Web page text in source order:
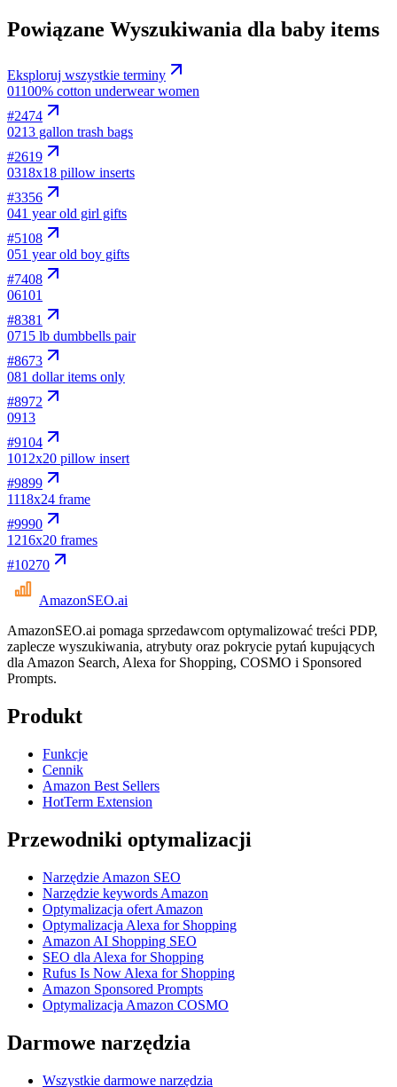
Powiązane Wyszukiwania dla baby items
Eksploruj wszystkie terminy
01100% cotton underwear women
#2474
0213 gallon trash bags
#2619
0318x18 pillow inserts
#3356
041 year old girl gifts
#5108
051 year old boy gifts
#7408
06101
#8381
0715 lb dumbbells pair
#8673
081 dollar items only
#8972
0913
#9104
1012x20 pillow insert
#9899
1118x24 frame
#9990
1216x20 frames
#10270
AmazonSEO.ai
AmazonSEO.ai pomaga sprzedawcom optymalizować treści PDP,
zaplecze wyszukiwania, atrybuty oraz pokrycie pytań kupujących
dla Amazon Search, Alexa for Shopping, COSMO i Sponsored
Prompts.
Produkt
Funkcje
Cennik
Amazon Best Sellers
HotTerm Extension
Przewodniki optymalizacji
Narzędzie Amazon SEO
Narzędzie keywords Amazon
Optymalizacja ofert Amazon
Optymalizacja Alexa for Shopping
Amazon AI Shopping SEO
SEO dla Alexa for Shopping
Rufus Is Now Alexa for Shopping
Amazon Sponsored Prompts
Optymalizacja Amazon COSMO
Darmowe narzędzia
Wszystkie darmowe narzędzia